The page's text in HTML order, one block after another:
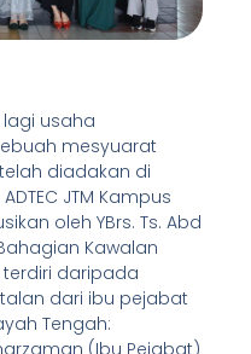
usaha
mesyuarat
diadakan di
JTM Kampus
oleh YBrs. Ts. Abd
Kawalan
terdiri daripada
dari ibu pejabat
Tengah: